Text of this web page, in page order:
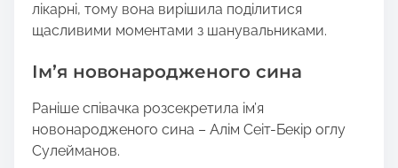
лікарні, тому вона вирішила поділитися
щасливими моментами з шанувальниками.
Ім’я новонародженого сина
Раніше співачка розсекретила ім’я
новонародженого сина – Алім Сеіт-Бекір оглу
Сулейманов.